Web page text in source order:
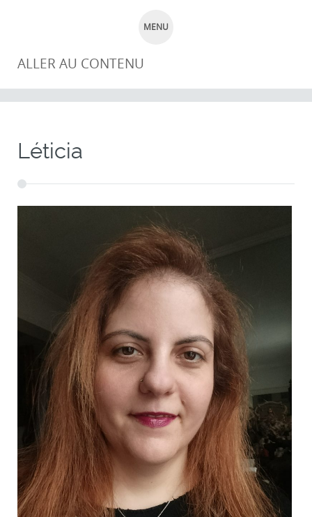
MENU
ALLER AU CONTENU
Léticia